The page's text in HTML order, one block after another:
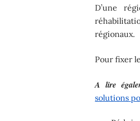
D’une
régionaux.
Pour fixer
A lire
solutions